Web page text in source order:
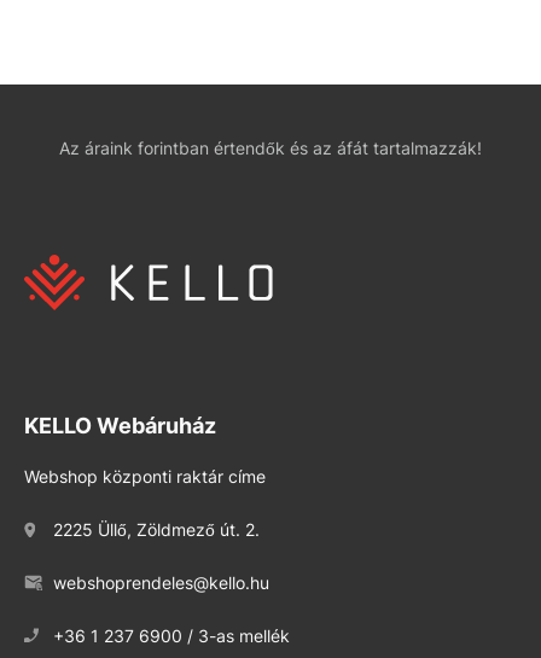
Az áraink forintban értendők és az áfát tartalmazzák!
KELLO Webáruház
Webshop központi raktár címe
2225 Üllő, Zöldmező út. 2.
webshoprendeles@kello.hu
+36 1 237 6900 / 3-as mellék